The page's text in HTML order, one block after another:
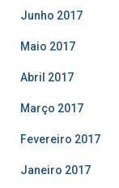
Junho 2017
Maio 2017
Abril 2017
Março 2017
Fevereiro 2017
Janeiro 2017